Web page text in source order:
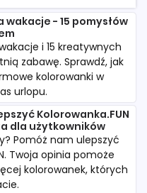
wakacje - 15 pomysłów
i 15 kreatywnych
zabawę. Sprawdź, jak
kolorowanki w
urlopu.
Kolorowanka.FUN
dla użytkowników
Pomóż nam ulepszyć
Twoja opinia pomoże
kolorowanek, których